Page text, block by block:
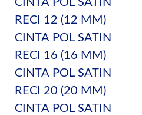
RECI 12 (12 MM)
CINTA POL SATIN
RECI 16 (16 MM)
CINTA POL SATIN
RECI 20 (20 MM)
CINTA POL SATIN